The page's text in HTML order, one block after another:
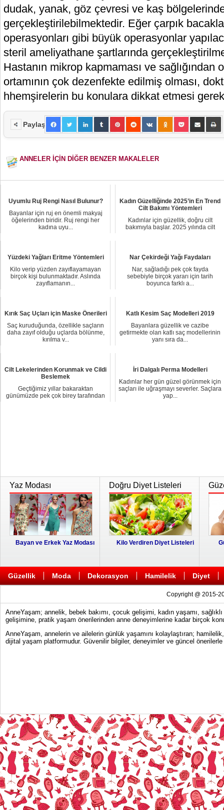
dudak, yanak, göz çevresi ve kaş
gerçekleştirilebilmektedir. Eğer çarpık
operasyonları gibi büyük operasyonlar
steril ameliyathane şartlarında
Hastanın mikrop kapmaması ve sağlığından
ortamının çok dezenfekte edilmiş olması,
hhemşirelerin bu konulara dikkat etmesi
Paylaş
ANNELER İÇİN DİĞER BENZER MAKALELER
Uyumlu Ruj Rengi Nasıl Bulunur?
Bayanlar için ruj en önemli makyaj
öğelerinden biridir. Ruj rengi her
kadına uyu...
Kadın Güzelliğinde 2025’in En Trend
Cilt Bakımı Yöntemleri
Kadınlar için güzellik, doğru cilt
bakımıyla başlar. 2025 yılında cilt
Yüzdeki Yağları Eritme Yöntemleri
Kilo verip yüzden zayıflayamayan
birçok kişi bulunmaktadır. Aslında
zayıflamanın...
Nar Çekirdeği Yağı Faydaları
Nar, sağladığı pek çok fayda
sebebiyle birçok yararı için tarih
boyunca farklı a...
Kırık Saç Uçları için Maske Önerileri
Saç kuruduğunda, özellikle saçların
daha zayıf olduğu uçlarda bölünme,
kırılma v...
Katlı Kesim Saç Modelleri 2019
Bayanlara güzellik ve cazibe
getirmekte olan katlı saç modellerinin
yanı sıra da...
Cilt Lekelerinden Korunmak ve Cildi
Beslemek
Geçtiğimiz yıllar bakaraktan
günümüzde pek çok birey tarafından
İri Dalgalı Perma Modelleri
Kadınlar her gün güzel görünmek için
saçları ile uğraşmayı severler. Saçlara
yap...
Yaz Modası
Bayan ve Erkek Yaz Modası
Doğru Diyet Listeleri
Kilo Verdiren Diyet Listeleri
Güzellik Moda Dekorasyon Hamilelik Diyet
Copyright @ 2015-
AnneYaşam; annelik, bebek bakımı, çocuk gelişimi, kadın yaşamı,
gelişimine, pratik yaşam önerilerinden anne deneyimlerine kadar birçok
AnneYaşam, annelerin ve ailelerin günlük yaşamını kolaylaştıran;
dijital yaşam platformudur. Güvenilir bilgiler, deneyimler ve güncel